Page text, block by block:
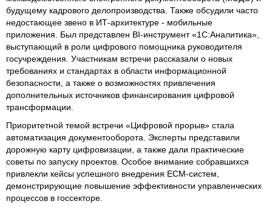
будущему кадрового делопроизводства. Также обсудили часто
недостающее звено в ИТ-архитектуре - мобильные
приложения. Был представлен BI-инструмент «1С:Аналитика»,
выступающий в роли цифрового помощника руководителя
госучреждения. Участникам встречи рассказали о новых
требованиях и стандартах в области информационной
безопасности, а также о возможностях привлечения
дополнительных источников финансирования цифровой
трансформации.
Приоритетной темой встречи «Цифровой прорыв» стала
автоматизация документооборота. Эксперты представили
дорожную карту цифровизации, а также дали практические
советы по запуску проектов. Особое внимание собравшихся
привлекли кейсы успешного внедрения ECM-систем,
демонстрирующие повышение эффективности управленческих
процессов в госсекторе.